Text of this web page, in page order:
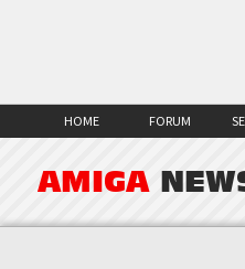
HOME FORUM
AMIGA